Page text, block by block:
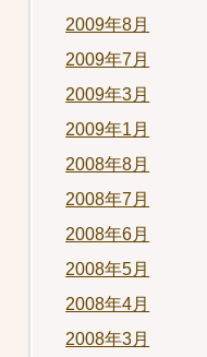
2009年8月
2009年7月
2009年3月
2009年1月
2008年8月
2008年7月
2008年6月
2008年5月
2008年4月
2008年3月